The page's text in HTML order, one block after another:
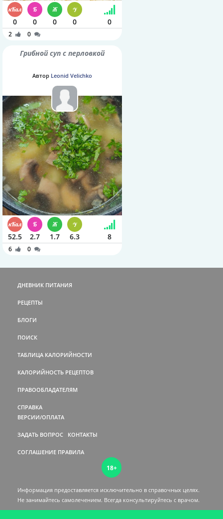
0 0 0 0 0
2 0
Грибной суп с перловкой
Автор Leonid Velichko
52.5 2.7 1.7 6.3 8
6 0
ДНЕВНИК ПИТАНИЯ
РЕЦЕПТЫ
БЛОГИ
ПОИСК
ТАБЛИЦА КАЛОРИЙНОСТИ
КАЛОРИЙНОСТЬ РЕЦЕПТОВ
ПРАВООБЛАДАТЕЛЯМ
СПРАВКА
ВЕРСИИ/ОПЛАТА
ЗАДАТЬ ВОПРОС КОНТАКТЫ
СОГЛАШЕНИЕ ПРАВИЛА
18+
Информация предоставляется исключительно в справочных целях.
Не занимайтесь самолечением. Всегда консультируйтесь c врачом.